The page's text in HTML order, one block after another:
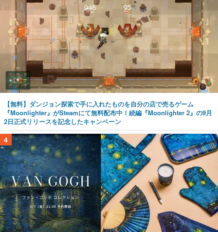
【無料】ダンジョン探索で手に入れたものを自分の店で売るゲーム
『Moonlighter』がSteamにて無料配布中！続編『Moonlighter 2』の9月
2日正式リリースを記念したキャンペーン
4